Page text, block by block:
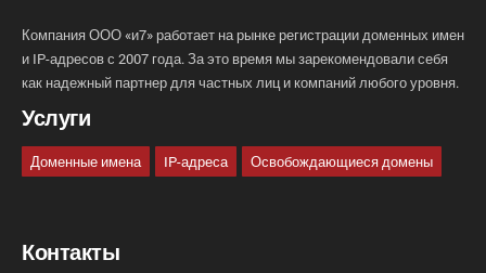
Компания ООО «и7» работает на рынке регистрации доменных имен
и IP-адресов с 2007 года. За это время мы зарекомендовали себя
как надежный партнер для частных лиц и компаний любого уровня.
Услуги
Доменные имена IP-адреса Освобождающиеся домены
Контакты